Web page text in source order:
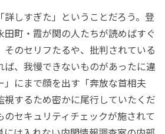
しすぎた」ということだろう。登
町・霞が関の人たちが読めばすぐ
そのセリフたるや、批判されている
、我慢できないものがあったに違
」にまで顔を出す「奔放な首相夫
視するため密かに尾行していたくだ
のセキュリティチェックが施されて